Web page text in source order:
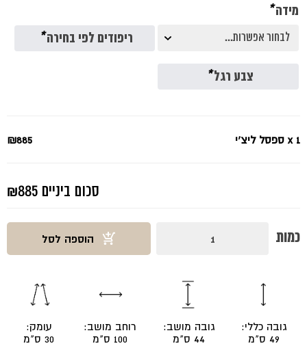
מידה*
ריפודים לפי בחירה*
צבע רגל*
x 1ספסל ליצ'י ₪885
סכום ביניים ₪885
כמות הוספה לסל
גובה כללי:
49 ס"מ
גובה מושב:
44 ס"מ
רוחב מושב:
100 ס"מ
עומק:
30 ס"מ